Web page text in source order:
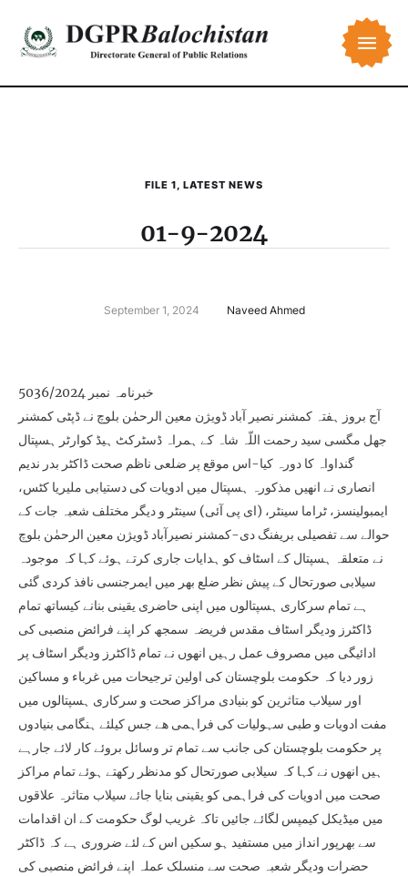
FILE 1, LATEST NEWS
01-9-2024
September 1, 2024 Naveed Ahmed
خبرنامہ نمبر 5036/2024
آج بروز ہفتہ کمشنر نصیر آباد ڈویژن معین الرحمٰن بلوچ نے ڈپٹی کمشنر
جھل مگسی سید رحمت اللّہ شاہ کے ہمراہ ڈسٹرکٹ ہیڈ کوارٹر ہسپتال
گنداواہ کا دورہ کیا-اس موقع پر ضلعی ناظم صحت ڈاکٹر بدر ندیم
انصاری نے انھیں مذکورہ ہسپتال میں ادویات کی دستیابی ملیریا کٹس،
ایمبولینسز، ٹراما سینٹر، (ای پی آئی) سینٹر و دیگر مختلف شعبہ جات کے
حوالے سے تفصیلی بریفنگ دی-کمشنر نصیرآباد ڈویژن معین الرحمٰن بلوچ
نے متعلقہ ہسپتال کے اسٹاف کو ہدایات جاری کرتے ہوئے کہا کہ موجودہ
سیلابی صورتحال کے پیش نظر ضلع بھر میں ایمرجنسی نافذ کردی گئی
ہے تمام سرکاری ہسپتالوں میں اپنی حاضری یقینی بنانے کیساتھ تمام
ڈاکٹرز ودیگر اسٹاف مقدس فریضہ سمجھ کر اپنے فرائض منصبی کی
ادائیگی میں مصروف عمل رہیں انھوں نے تمام ڈاکٹرز ودیگر اسٹاف پر
زور دیا کہ حکومت بلوچستان کی اولین ترجیحات میں غرباء و مساکین
اور سیلاب متاثرین کو بنیادی مراکز صحت و سرکاری ہسپتالوں میں
مفت ادویات و طبی سہولیات کی فراہمی ھے جس کیلئے ہنگامی بنیادوں
پر حکومت بلوچستان کی جانب سے تمام تر وسائل بروئے کار لائے جارہے
ہیں انھوں نے کہا کہ سیلابی صورتحال کو مدنظر رکھتے ہوئے تمام مراکز
صحت میں ادویات کی فراہمی کو یقینی بنایا جائے سیلاب متاثرہ علاقوں
میں میڈیکل کیمپس لگائے جائیں تاکہ غریب لوگ حکومت کے ان اقدامات
سے بھرپور انداز میں مستفید ہو سکیں اس کے لئے ضروری ہے کہ ڈاکٹر
حضرات ودیگر شعبہ صحت سے منسلک عملہ اپنے فرائض منصبی کی